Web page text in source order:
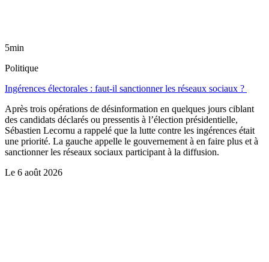
5min
Politique
Ingérences électorales : faut-il sanctionner les réseaux sociaux ?
Après trois opérations de désinformation en quelques jours ciblant
des candidats déclarés ou pressentis à l’élection présidentielle,
Sébastien Lecornu a rappelé que la lutte contre les ingérences était
une priorité. La gauche appelle le gouvernement à en faire plus et à
sanctionner les réseaux sociaux participant à la diffusion.
Le 6 août 2026